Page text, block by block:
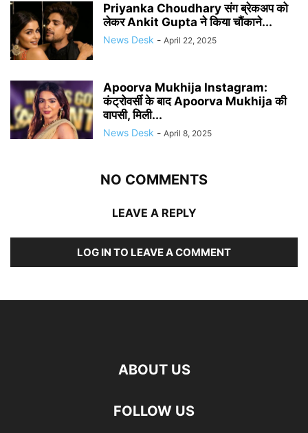
Priyanka Choudhary संग ब्रेकअप को
लेकर Ankit Gupta ने किया चौंकाने...
News Desk - April 22, 2025
Apoorva Mukhija Instagram:
कंट्रोवर्सी के बाद Apoorva Mukhija की
वापसी, मिली...
News Desk - April 8, 2025
NO COMMENTS
LEAVE A REPLY
LOG IN TO LEAVE A COMMENT
ABOUT US
FOLLOW US